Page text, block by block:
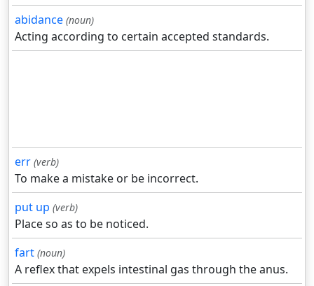
abidance (noun)
Acting according to certain accepted standards.
err (verb)
To make a mistake or be incorrect.
put up (verb)
Place so as to be noticed.
fart (noun)
A reflex that expels intestinal gas through the anus.